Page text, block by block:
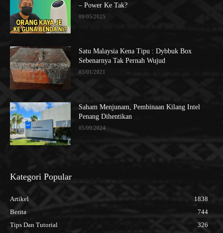
– Power Ke Tak?
09/05/2025
Satu Malaysia Kena Tipu : Dybbuk Box
Sebenarnya Tak Pernah Wujud
03/01/2021
Saham Menjunam, Pembinaan Kilang Intel
Penang Dihentikan
05/09/2024
Kategori Popular
Artikel
1838
Berita
744
Tips Dan Tutorial
326